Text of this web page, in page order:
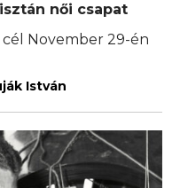
női csapat
November 29-én
István